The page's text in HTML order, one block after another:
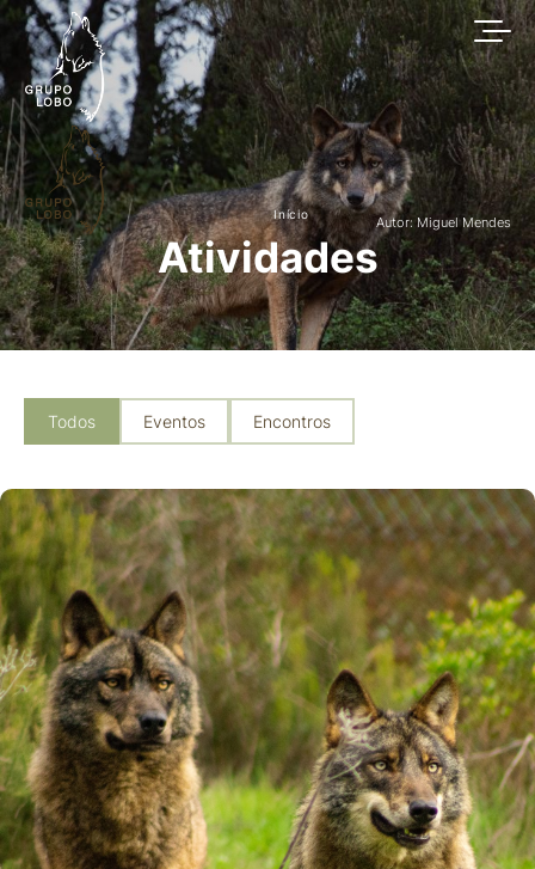
Autor: Miguel Mendes
Início
Atividades
Todos Eventos Encontros